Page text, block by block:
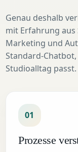
Genau deshalb
mit Erfahrung
Marketing und
Standard-
Studioalltag passt.
01
Prozesse